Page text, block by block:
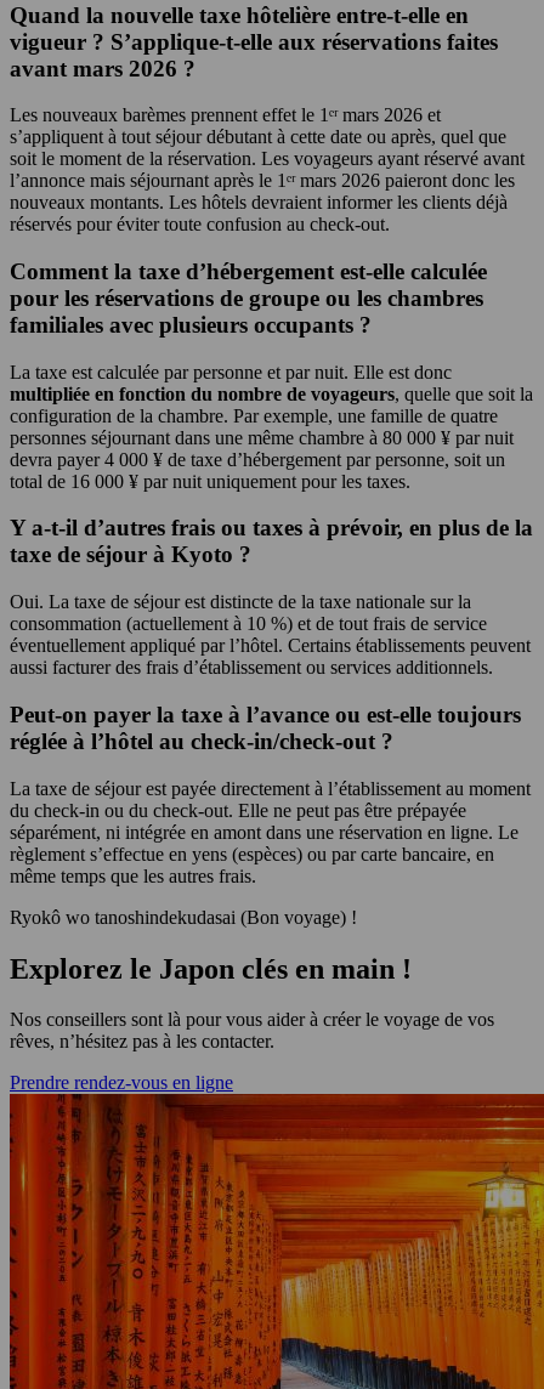
Quand la nouvelle taxe hôtelière entre-t-elle en
vigueur ? S’applique-t-elle aux réservations faites
avant mars 2026 ?
Les nouveaux barèmes prennent effet le 1ᵉʳ mars 2026 et
s’appliquent à tout séjour débutant à cette date ou après, quel que
soit le moment de la réservation. Les voyageurs ayant réservé avant
l’annonce mais séjournant après le 1ᵉʳ mars 2026 paieront donc les
nouveaux montants. Les hôtels devraient informer les clients déjà
réservés pour éviter toute confusion au check-out.
Comment la taxe d’hébergement est-elle calculée
pour les réservations de groupe ou les chambres
familiales avec plusieurs occupants ?
La taxe est calculée par personne et par nuit. Elle est donc
multipliée en fonction du nombre de voyageurs, quelle que soit la
configuration de la chambre. Par exemple, une famille de quatre
personnes séjournant dans une même chambre à 80 000 ¥ par nuit
devra payer 4 000 ¥ de taxe d’hébergement par personne, soit un
total de 16 000 ¥ par nuit uniquement pour les taxes.
Y a-t-il d’autres frais ou taxes à prévoir, en plus de la
taxe de séjour à Kyoto ?
Oui. La taxe de séjour est distincte de la taxe nationale sur la
consommation (actuellement à 10 %) et de tout frais de service
éventuellement appliqué par l’hôtel. Certains établissements peuvent
aussi facturer des frais d’établissement ou services additionnels.
Peut-on payer la taxe à l’avance ou est-elle toujours
réglée à l’hôtel au check-in/check-out ?
La taxe de séjour est payée directement à l’établissement au moment
du check-in ou du check-out. Elle ne peut pas être prépayée
séparément, ni intégrée en amont dans une réservation en ligne. Le
règlement s’effectue en yens (espèces) ou par carte bancaire, en
même temps que les autres frais.
Ryokô wo tanoshindekudasai (Bon voyage) !
Explorez le Japon clés en main !
Nos conseillers sont là pour vous aider à créer le voyage de vos
rêves, n’hésitez pas à les contacter.
Prendre rendez-vous en ligne